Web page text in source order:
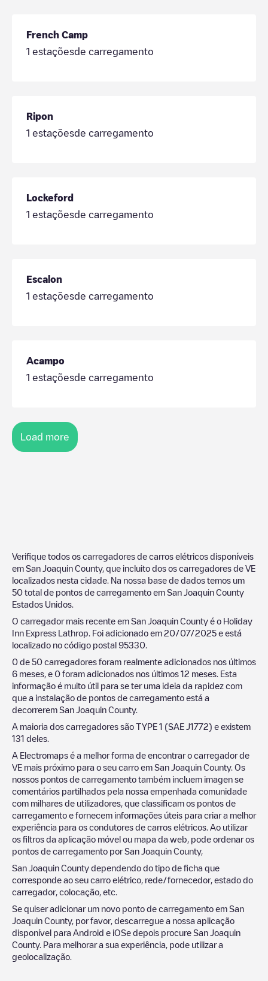
French Camp
1 estaçõesde carregamento
Ripon
1 estaçõesde carregamento
Lockeford
1 estaçõesde carregamento
Escalon
1 estaçõesde carregamento
Acampo
1 estaçõesde carregamento
Load more
Verifique todos os carregadores de carros elétricos disponíveis
em San Joaquin County, que incluito dos os carregadores de VE
localizados nesta cidade. Na nossa base de dados temos um
50 total de pontos de carregamento em San Joaquin County
Estados Unidos
O carregador mais recente em San Joaquin County é o Holiday
Inn Express Lathrop . Foi adicionado em 20/07/2025 e está
localizado no código postal 95330
0 de 50 carregadores foram realmente adicionados nos últimos
6 meses, e 0 foram adicionados nos últimos 12 meses. Esta
informação é muito útil para se ter uma ideia da rapidez com
que a instalação de pontos de carregamento está a
decorrerem San Joaquin County.
A maioria dos carregadores são TYPE 1 (SAE J1772) e existem
131 deles.
A Electromaps é a melhor forma de encontrar o carregador de
VE mais próximo para o seu carro em San Joaquin County. Os
nossos pontos de carregamento também incluem imagen se
comentários partilhados pela nossa empenhada comunidade
com milhares de utilizadores, que classificam os pontos de
carregamento e fornecem informações úteis para criar a melhor
experiência para os condutores de carros elétricos. Ao utilizar
os filtros da aplicação móvel ou mapa da web, pode ordenar os
pontos de carregamento por San Joaquin County,
San Joaquin County dependendo do tipo de ficha que
corresponde ao seu carro elétrico, rede/fornecedor, estado do
carregador, colocação, etc.
Se quiser adicionar um novo ponto de carregamento em San
Joaquin County, por favor, descarregue a nossa aplicação
disponível para Android e iOSe depois procure San Joaquin
County. Para melhorar a sua experiência, pode utilizar a
geolocalização.